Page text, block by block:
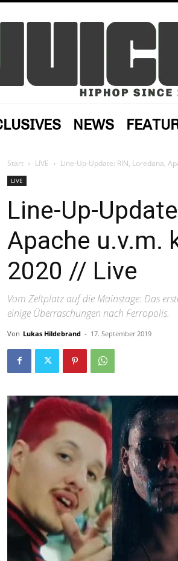
NEWS
Start LIVE Line-Up-Update: RIN, Loredana,
LIVE
Line-Up-
Apache u.v.m.
2020 // Live
Vom Zeltplatz auf die Mainstage: Das
einige Überraschungen nach Ferropolis.
Von Lukas Hildebrand - 17. September 2019